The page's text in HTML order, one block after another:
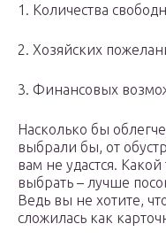
1. Количества
2. Хозяйских
3. Финансовых
Насколько бы
выбрали бы, от
вам не удастся.
выбрать – лучше
Ведь вы не хотите,
сложилась как